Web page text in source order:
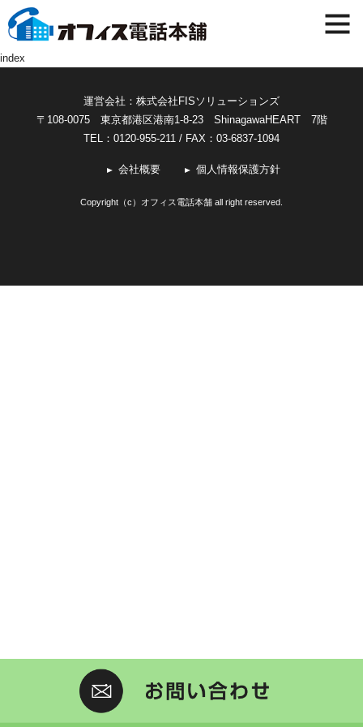
index
運営会社：株式会社FISソリューションズ
〒108-0075 東京都港区港南1-8-23 ShinagawaHEART 7階
TEL：0120-955-211 / FAX：03-6837-1094
会社概要 個人情報保護方針
Copyright（c）オフィス電話本舗 all right reserved.